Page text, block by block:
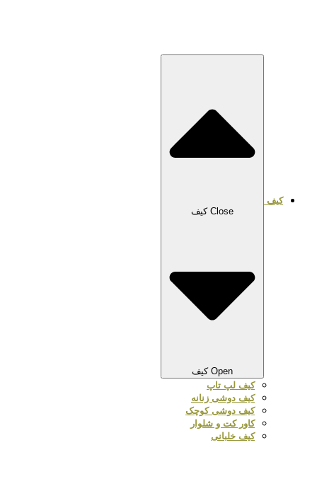
کیف
Close کیف
Open کیف
کیف لپ تاپ
کیف دوشی زنانه
کیف دوشی کوچک
کاور کت و شلوار
کیف خلبانی